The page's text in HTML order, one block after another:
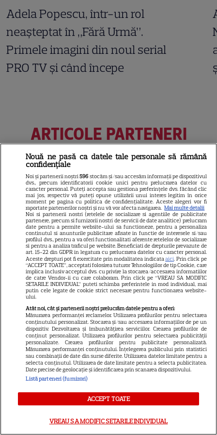
Adela Popescu, într-un rol
neașteptat în „Fără Urmă”.
Primele imagini din noul serial
PRO TV și când începe
ARTICOLE PARTENERI
Horoscop 4 august 2026.
Capricornilor le este greu să
aibă răbdare într-un context
atât de dinamic, dar ei știu că
nu se poate altfel
Cine poate retrage banii din
contul unei persoane
decedate
Cum coci vinetele la bloc, fără
să umpli casa de fum
Nouă ne pasă ca datele tale personale să rămână
confidențiale
Noi și partenerii noștri596 stocăm și/sau accesăm informații pe dispozitivul
dvs., precum identificatorii cookie unici pentru prelucrarea datelor cu
caracter personal. Puteți accepta sau gestiona preferințele dvs. făcând clic
mai jos, respectiv vă puteți opune utilizării unui interes legitim în orice
moment pe pagina cu politica de confidențialitate. Aceste alegeri vor fi
raportate partenerilor noștri și nu vă vor afecta navigarea. Mai multe detalii
Noi si partenerii nostri (retelele de socializare si agentiile de publicitate
partenere, precum si furnizorii nostri de servicii de date analitice) prelucram
date pentru a permite website-ului sa functioneze, pentru a personaliza
continutul si anunturile publicitare afisate in functie de interesele si/sau
profilul dvs., pentru a va oferi functionalitati aferente retelelor de socializare
si pentru a analiza traficul pe website. Beneficiati de drepturile prevazute de
art. 15-22 din GDPR in legatura cu prelucrarea datelor cu caracter personal.
Aceste drepturi pot fi exercitate prin modalitatea indicataaici. Prin click pe
“ACCEPT TOATE”, acceptati folosirea tuturor Tehnologiilor de tip Cookie, care
implica inclusiv acceptul dvs. cu privire la stocarea/accesarea informatiilor
de catre Vendor-ii cu care colaboram. Prin click pe “VREAU SA MODIFIC
SETARILE INDIVIDUAL” puteti schimba preferintele in mod individual, mai
putin cele legate de cookie strict necesare pentru functionarea website-
ului.
Atât noi, cât și partenerii noștri prelucrăm datele pentru a oferi:
Măsurarea performanței reclamelor. Utilizarea profilurilor pentru selectarea
conținutului personalizat. Stocarea și/sau accesarea informațiilor de pe un
dispozitiv. Dezvoltarea și îmbunătățirea serviciilor. Crearea profilurilor de
conținut personalizat. Utilizarea profilurilor pentru selectarea publicității
personalizate. Crearea profilurilor pentru publicitate personalizată.
Măsurarea performanței conținutului. Înțelegerea publicului prin statistici
sau combinații de date din surse diferite. Utilizarea datelor limitate pentru a
selecta conținutul. Utilizarea de date limitate pentru a selecta publicitatea.
Date precise de geolocație și identificarea prin scanarea dispozitivului.
Listă parteneri (furnizori)
ACCEPT TOATE
VREAU SA MODIFIC SETARILE INDIVIDUAL